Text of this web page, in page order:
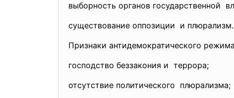
выборность органов государственной
существование оппозиции и плюрализм.
Признаки антидемократического
господство беззакония и террора;
отсутствие политического плюрализма;